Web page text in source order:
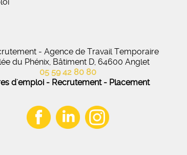
- Agence de Travail Temporaire
du Phénix, Bâtiment D, 64600 Anglet
05 59 42 80 80
d'emploi - Recrutement - Placement